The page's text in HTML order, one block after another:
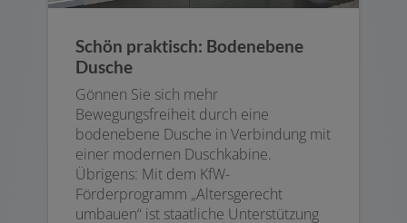
Schön praktisch: Bodenebene
Dusche
Gönnen Sie sich mehr
Bewegungsfreiheit durch eine
bodenebene Dusche in Verbindung mit
einer modernen Duschkabine.
Übrigens: Mit dem KfW-
Förderprogramm „Altersgerecht
umbauen“ ist staatliche Unterstützung